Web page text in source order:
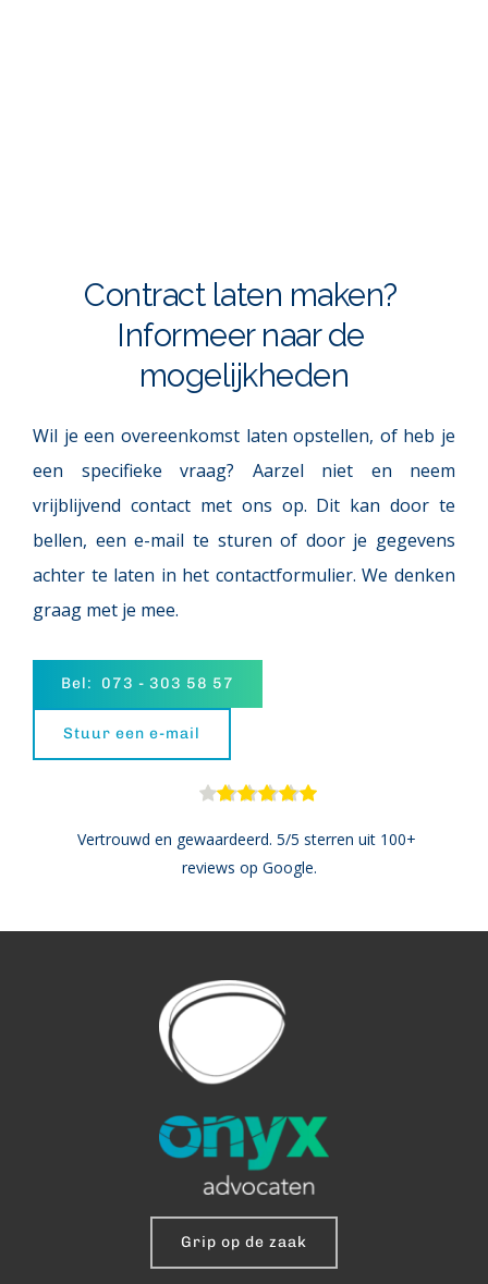
Contract laten maken?
Informeer naar de
mogelijkheden
Wil je een overeenkomst laten opstellen, of heb je
een specifieke vraag? Aarzel niet en neem
vrijblijvend contact met ons op. Dit kan door te
bellen, een e-mail te sturen of door je gegevens
achter te laten in het contactformulier. We denken
graag met je mee.
Bel: 073 - 303 58 57
Stuur een e-mail
Vertrouwd en gewaardeerd. 5/5 sterren uit 100+
reviews op Google.
Grip op de zaak